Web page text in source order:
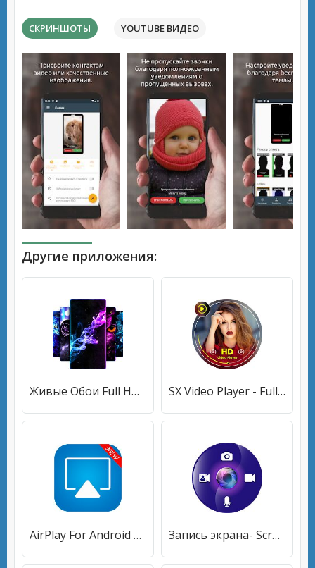
СКРИНШОТЫ YOUTUBE ВИДЕО
Другие приложения:
Живые Обои Full HD 4K- WALLPS SX Video Player - Full Screen Video Player
AirPlay For Android & Screen Mirorring TV Запись экрана- Screen Recorder